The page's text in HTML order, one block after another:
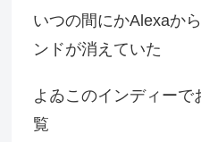
いつの間にかAlexaか
ンドが消えていた
よゐこのインディー
覧